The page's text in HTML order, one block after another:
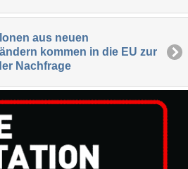
aus neuen
kommen in die EU zur
Nachfrage